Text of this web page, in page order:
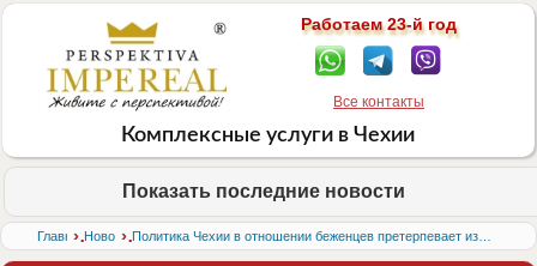
Работаем 23-й год
Все контакты
Комплексные услуги в Чехии
Показать последние новости
Главная›
Новости›